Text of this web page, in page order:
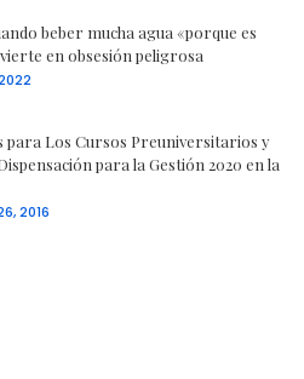
beber mucha agua «porque es
en obsesión peligrosa
para Los Cursos Preuniversitarios y
para la Gestión 2020 en la
2016